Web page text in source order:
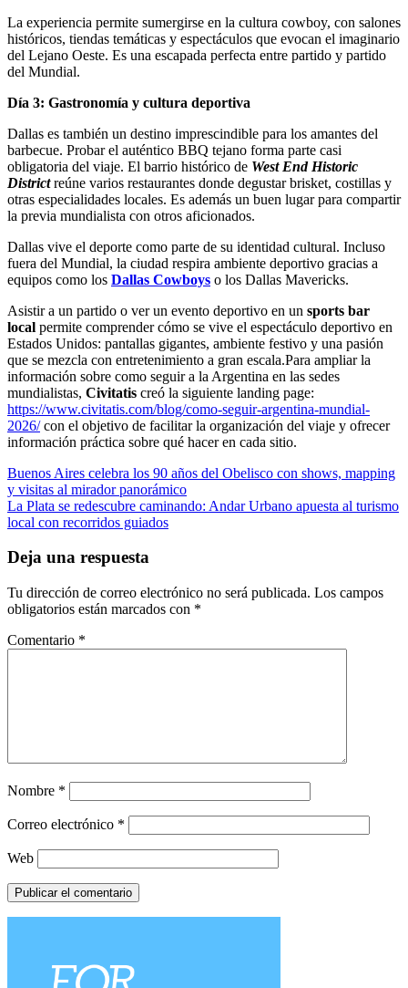
La experiencia permite sumergirse en la cultura cowboy, con salones
históricos, tiendas temáticas y espectáculos que evocan el imaginario
del Lejano Oeste. Es una escapada perfecta entre partido y partido
del Mundial.
Día 3: Gastronomía y cultura deportiva
Dallas es también un destino imprescindible para los amantes del
barbecue. Probar el auténtico BBQ tejano forma parte casi
obligatoria del viaje. El barrio histórico de West End Historic
District reúne varios restaurantes donde degustar brisket, costillas y
otras especialidades locales. Es además un buen lugar para compartir
la previa mundialista con otros aficionados.
Dallas vive el deporte como parte de su identidad cultural. Incluso
fuera del Mundial, la ciudad respira ambiente deportivo gracias a
equipos como los Dallas Cowboys o los Dallas Mavericks.
Asistir a un partido o ver un evento deportivo en un sports bar
local permite comprender cómo se vive el espectáculo deportivo en
Estados Unidos: pantallas gigantes, ambiente festivo y una pasión
que se mezcla con entretenimiento a gran escala.Para ampliar la
información sobre como seguir a la Argentina en las sedes
mundialistas, Civitatis creó la siguiente landing page:
https://www.civitatis.com/blog/como-seguir-argentina-mundial-
2026/con el objetivo de facilitar la organización del viaje y ofrecer
información práctica sobre qué hacer en cada sitio.
Navegación
de
entradas
Buenos Aires celebra los 90 años del Obelisco con shows, mapping
y visitas al mirador panorámico
La Plata se redescubre caminando: Andar Urbano apuesta al turismo
local con recorridos guiados
Deja una respuesta
Tu dirección de correo electrónico no será publicada. Los campos
obligatorios están marcados con *
Comentario *
Nombre *
Correo electrónico *
Web